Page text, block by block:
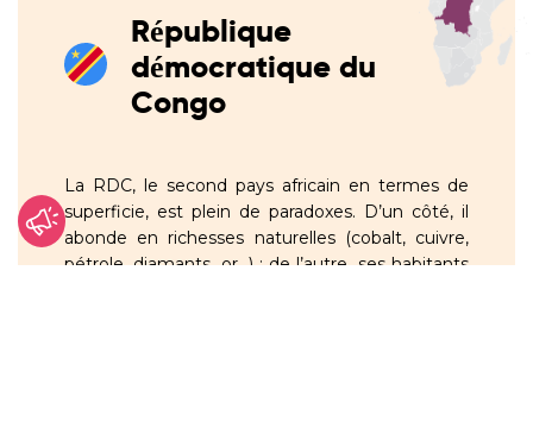
République
démocratique du
Congo
La RDC, le second pays africain en termes de
superficie, est plein de paradoxes. D’un côté, il
abonde en richesses naturelles (cobalt, cuivre,
pétrole, diamants, or…) ; de l’autre, ses habitants